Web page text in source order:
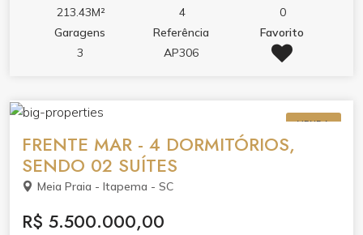
213.43M²
4
0
Garagens
3
Referência
AP306
Favorito
VENDA
FRENTE MAR - 4 DORMITÓRIOS,
SENDO 02 SUÍTES
Meia Praia - Itapema - SC
R$ 5.500.000,00